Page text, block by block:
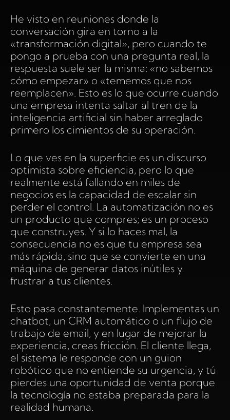
He visto en reuniones donde la
conversación gira en torno a la
«transformación digital», pero cuando te
pongo a prueba con una pregunta real, la
respuesta suele ser la misma: «no sabemos
cómo empezar» o «tememos que nos
reemplacen». Esto es lo que ocurre cuando
una empresa intenta saltar al tren de la
inteligencia artificial sin haber arreglado
primero los cimientos de su operación.
Lo que ves en la superficie es un discurso
optimista sobre eficiencia, pero lo que
realmente está fallando en miles de
negocios es la capacidad de escalar sin
perder el control. La automatización no es
un producto que compres; es un proceso
que construyes. Y si lo haces mal, la
consecuencia no es que tu empresa sea
más rápida, sino que se convierte en una
máquina de generar datos inútiles y
frustrar a tus clientes.
Esto pasa constantemente. Implementas un
chatbot, un CRM automático o un flujo de
trabajo de email, y en lugar de mejorar la
experiencia, creas fricción. El cliente llega,
el sistema le responde con un guion
robótico que no entiende su urgencia, y tú
pierdes una oportunidad de venta porque
la tecnología no estaba preparada para la
realidad humana.